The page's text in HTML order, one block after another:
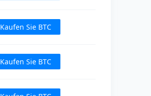
Kaufen Sie BTC
Kaufen Sie BTC